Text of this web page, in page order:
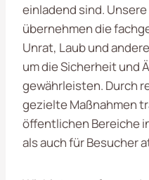
einladend sind.
übernehmen die
Unrat, Laub und
um die Sicherheit und
gewährleisten. Durch
gezielte Maßnahmen
öffentlichen Bereiche
als auch für Besucher